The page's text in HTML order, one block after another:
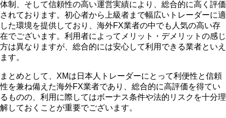
体制、そして信頼性の高い運営実績により、総合的に高く評価
されております。初心者から上級者まで幅広いトレーダーに適
した環境を提供しており、海外FX業者の中でも人気の高い存
在でございます。利用者によってメリット・デメリットの感じ
方は異なりますが、総合的には安心して利用できる業者といえ
ます。
まとめとして、XMは日本人トレーダーにとって利便性と信頼
性を兼ね備えた海外FX業者であり、総合的に高評価を得てい
るものの、利用に際してはボーナス条件や法的リスクを十分理
解しておくことが重要でございます。